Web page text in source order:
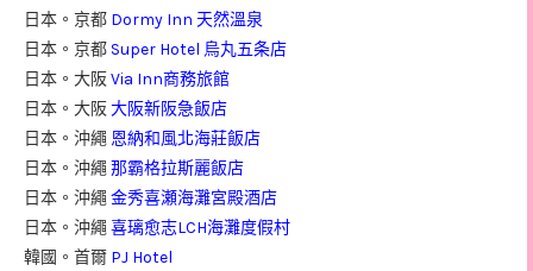
日本。京都 Dormy Inn 天然溫泉
日本。京都 Super Hotel 烏丸五条店
日本。大阪Via Inn商務旅館
日本。大阪大阪新阪急飯店
日本。沖繩 恩納和風北海莊飯店
日本。沖繩那霸格拉斯麗飯店
日本。沖繩金秀喜瀬海灘宮殿酒店
日本。沖繩喜璃愈志LCH海灘度假村
韓國。首爾 PJ Hotel